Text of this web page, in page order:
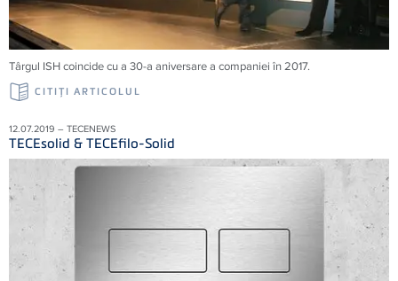
Târgul ISH coincide cu a 30-a aniversare a companiei în 2017.
CITIŢI ARTICOLUL
12.07.2019 – TECENEWS
TECEsolid & TECEfilo-Solid